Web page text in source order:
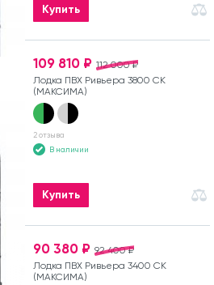
Купить
112 000 ₽
109 810 ₽
Лодка ПВХ Ривьера 3800 СК
(МАКСИМА)
2 отзыва
В наличии
Купить
92 400 ₽
90 380 ₽
Лодка ПВХ Ривьера 3400 СК
(МАКСИМА)